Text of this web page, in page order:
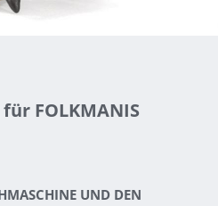
FOLKMANIS
UND DEN